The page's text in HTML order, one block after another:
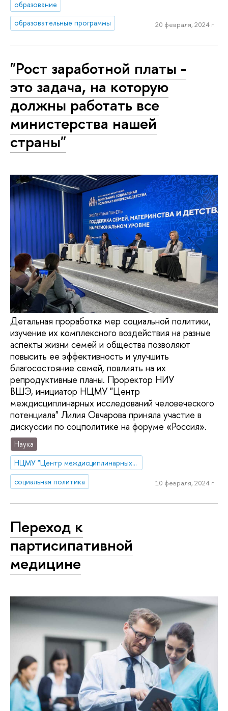
образование
образовательные программы
20 февраля, 2024 г.
"Рост заработной платы -
это задача, на которую
должны работать все
министерства нашей
страны"
Детальная проработка мер социальной политики,
изучение их комплексного воздействия на разные
аспекты жизни семей и общества позволяют
повысить ее эффективность и улучшить
благосостояние семей, повлиять на их
репродуктивные планы. Проректор НИУ
ВШЭ, инициатор НЦМУ "Центр
междисциплинарных исследований человеческого
потенциала" Лилия Овчарова приняла участие в
дискуссии по соцполитике на форуме «Россия».
Наука
НЦМУ "Центр междисциплинарных исследований человеческого потенциала"
социальная политика
10 февраля, 2024 г.
Переход к
партисипативной
медицине